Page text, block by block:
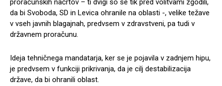
proračunskih načrtov – ti dvigi so se tik pred volitvami zgodili,
da bi Svoboda, SD in Levica ohranile na oblasti -, velike težave
v vseh javnih blagajnah, predvsem v zdravstveni, pa tudi v
državnem proračunu.
Ideja tehničnega mandatarja, ker se je pojavila v zadnjem hipu,
je predvsem v funkciji prikrivanja, da je cilj destabilizacija
države, da bi ohranili oblast.